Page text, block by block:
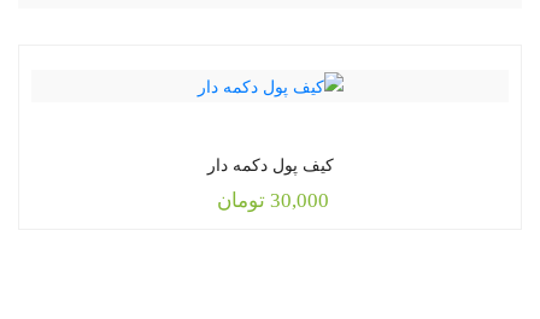
کیف پول دکمه دار
30,000 تومان